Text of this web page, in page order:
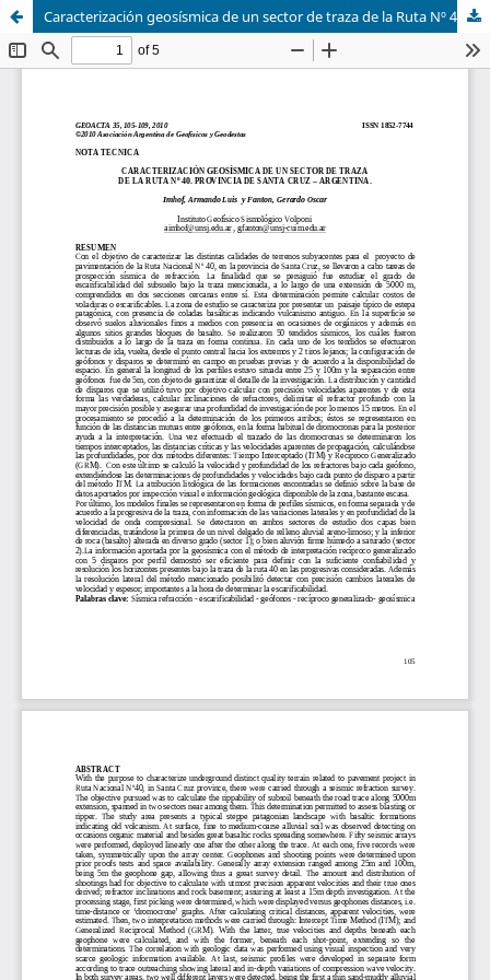
Caracterización geosísmica de un sector de traza de la Ruta Nº 40: Provincia de Santa Cruz - Argentina